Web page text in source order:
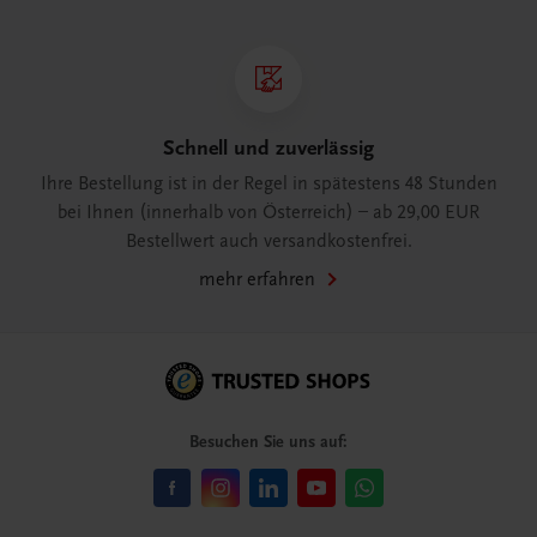
Schnell und zuverlässig
Ihre Bestellung ist in der Regel in spätestens 48 Stunden
bei Ihnen (innerhalb von Österreich) – ab 29,00 EUR
Bestellwert auch versandkostenfrei.
mehr erfahren
Besuchen Sie uns auf: